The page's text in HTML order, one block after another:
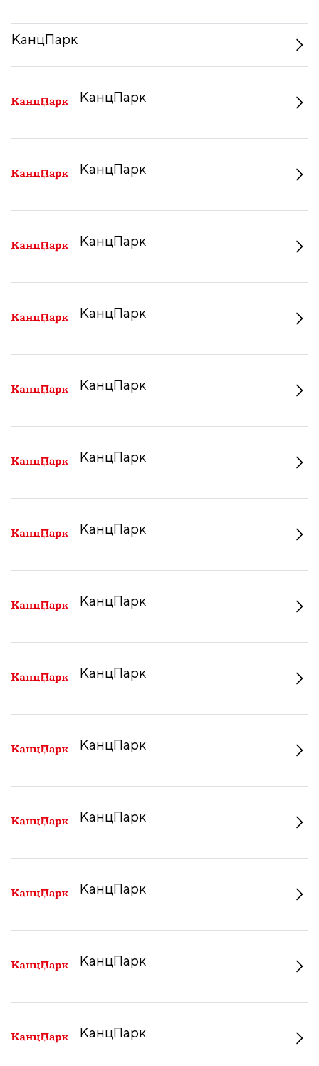
КанцПарк
КанцПарк
КанцПарк
КанцПарк
КанцПарк
КанцПарк
КанцПарк
КанцПарк
КанцПарк
КанцПарк
КанцПарк
КанцПарк
КанцПарк
КанцПарк
КанцПарк